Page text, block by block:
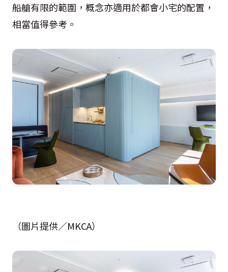
船艙有限的範圍，概念亦適用於都會小宅的配置，
相當值得參考。
（圖片提供／MKCA）